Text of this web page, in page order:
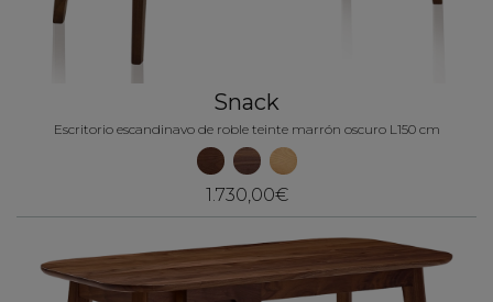
Snack
Escritorio escandinavo de roble teinte marrón oscuro L150 cm
1.730,00€